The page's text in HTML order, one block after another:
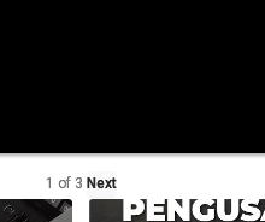
1 of 3 Next